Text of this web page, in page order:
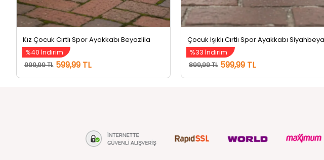
Kız Çocuk Cırtlı Spor Ayakkabı Beyazlila
%40 İndirim
999,99 TL 599,99 TL
Çocuk Işıklı Cırtlı Spor Ayakkabı Siyahbeyaz
%33 İndirim
899,99 TL 599,99 TL